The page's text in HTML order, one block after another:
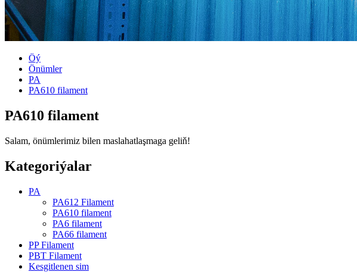
Öý
Önümler
PA
PA610 filament
PA610 filament
Salam, önümlerimiz bilen maslahatlaşmaga geliň!
Kategoriýalar
PA
PA612 Filament
PA610 filament
PA6 filament
PA66 filament
PP Filament
PBT Filament
Kesgitlenen sim